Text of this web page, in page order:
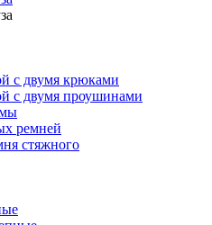
с двумя крюками
с двумя проушинами
ремней
стяжного